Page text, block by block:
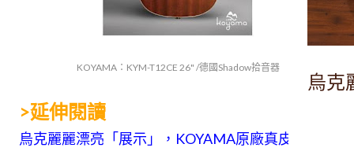
KOYAMA：KYM-T12CE 26" /德國Shadow拾音器
>延伸閱讀
烏克麗麗漂亮「展示」，KOYAMA原廠真皮掛帶使
烏克